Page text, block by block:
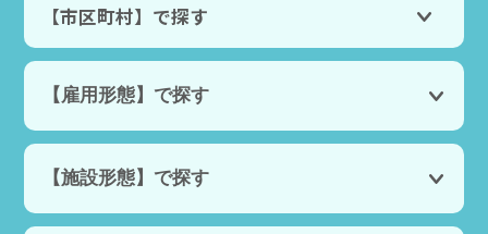
【市区町村】で探す